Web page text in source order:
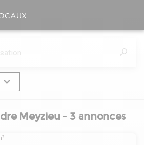
Meyzieu - 3 annonces